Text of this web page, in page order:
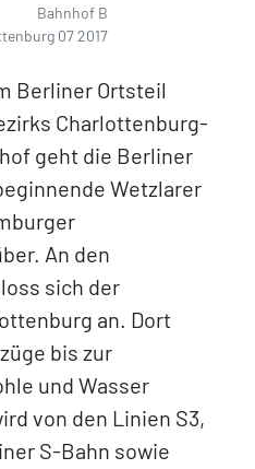
Bahnhof B
07 2017
Berliner Ortsteil
Charlottenburg-
geht die Berliner
Wetzlarer
An den
sich der
an. Dort
bis zur
und Wasser
von den Linien S3,
S-Bahn sowie